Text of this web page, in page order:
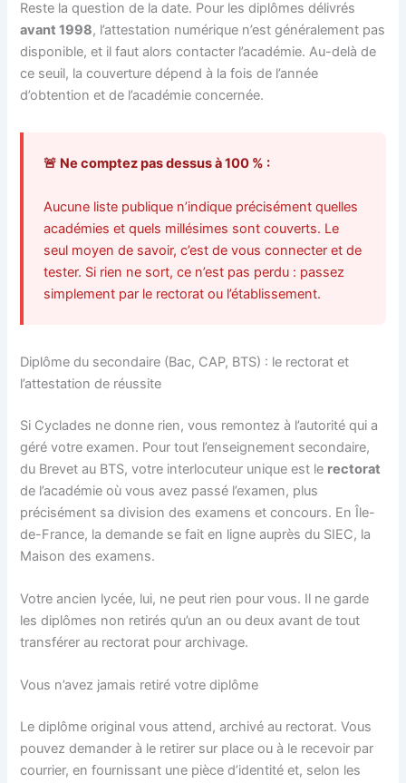
Reste la question de la date. Pour les diplômes délivrés
avant 1998, l’attestation numérique n’est généralement pas
disponible, et il faut alors contacter l’académie. Au-delà de
ce seuil, la couverture dépend à la fois de l’année
d’obtention et de l’académie concernée.
🚨 Ne comptez pas dessus à 100 % :
Aucune liste publique n’indique précisément quelles
académies et quels millésimes sont couverts. Le
seul moyen de savoir, c’est de vous connecter et de
tester. Si rien ne sort, ce n’est pas perdu : passez
simplement par le rectorat ou l’établissement.
Diplôme du secondaire (Bac, CAP, BTS) : le rectorat et
l’attestation de réussite
Si Cyclades ne donne rien, vous remontez à l’autorité qui a
géré votre examen. Pour tout l’enseignement secondaire,
du Brevet au BTS, votre interlocuteur unique est le rectorat
de l’académie où vous avez passé l’examen, plus
précisément sa division des examens et concours. En Île-
de-France, la demande se fait en ligne auprès du SIEC, la
Maison des examens.
Votre ancien lycée, lui, ne peut rien pour vous. Il ne garde
les diplômes non retirés qu’un an ou deux avant de tout
transférer au rectorat pour archivage.
Vous n’avez jamais retiré votre diplôme
Le diplôme original vous attend, archivé au rectorat. Vous
pouvez demander à le retirer sur place ou à le recevoir par
courrier, en fournissant une pièce d’identité et, selon les